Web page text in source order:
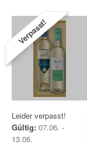
Verpasst!
Leider verpasst!
Gültig: 07.06. -
13.06.